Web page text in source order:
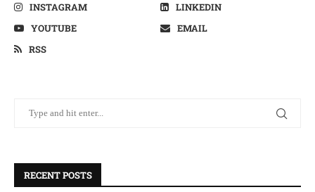
INSTAGRAM
LINKEDIN
YOUTUBE
EMAIL
RSS
RECENT POSTS